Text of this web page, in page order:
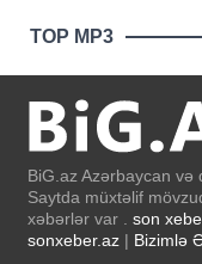
TOP MP3
BiG.az Azərbaycan və
Saytda müxtəlif
xəbərlər var . son
sonxeber.az | Bizimlə